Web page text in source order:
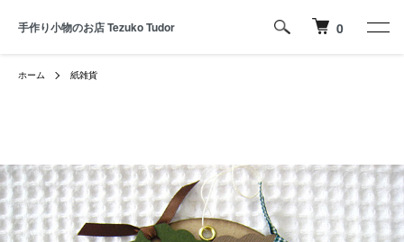
手作り小物のお店 Tezuko Tudor 0
ホーム 紙雑貨